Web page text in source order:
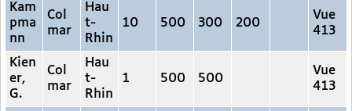
Kam
pma
nn
Col
mar
Hau
t-
Rhin
10 500 300 200
Vue
413
Kien
er,
G.
Col
mar
Hau
t-
Rhin
1 500 500
Vue
413